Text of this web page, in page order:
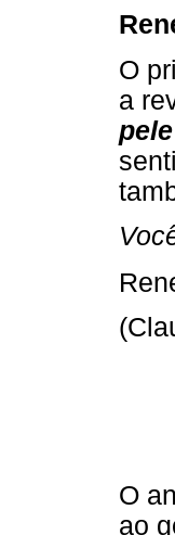
O
a
O
ao